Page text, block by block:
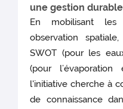
une gestion
En mobilisant les
observation
SWOT (pour les
(pour
l'initiative cherche à
de connaissance